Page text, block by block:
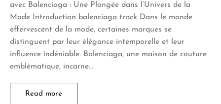
avec Balenciaga : Une Plongée dans l’Univers de la
Mode Introduction balenciaga track Dans le monde
effervescent de la mode, certaines marques se
distinguent par leur élégance intemporelle et leur
influence indéniable. Balenciaga, une maison de couture
emblématique, incarne…
Read more